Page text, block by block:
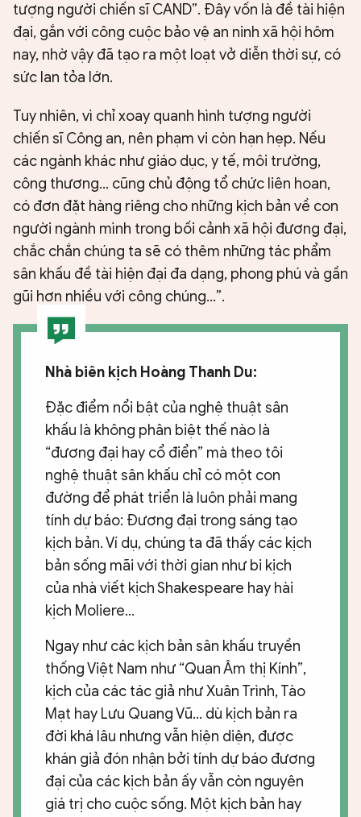
tượng người chiến sĩ CAND”. Đây vốn là đề tài hiện
đại, gắn với công cuộc bảo vệ an ninh xã hội hôm
nay, nhờ vậy đã tạo ra một loạt vở diễn thời sự, có
sức lan tỏa lớn.
Tuy nhiên, vì chỉ xoay quanh hình tượng người
chiến sĩ Công an, nên phạm vi còn hạn hẹp. Nếu
các ngành khác như giáo dục, y tế, môi trường,
công thương... cũng chủ động tổ chức liên hoan,
có đơn đặt hàng riêng cho những kịch bản về con
người ngành mình trong bối cảnh xã hội đương đại,
chắc chắn chúng ta sẽ có thêm những tác phẩm
sân khấu đề tài hiện đại đa dạng, phong phú và gần
gũi hơn nhiều với công chúng...”.
Nhà biên kịch Hoàng Thanh Du:
Đặc điểm nổi bật của nghệ thuật sân
khấu là không phân biệt thế nào là
“đương đại hay cổ điển” mà theo tôi
nghệ thuật sân khấu chỉ có một con
đường để phát triển là luôn phải mang
tính dự báo: Đương đại trong sáng tạo
kịch bản. Ví dụ, chúng ta đã thấy các kịch
bản sống mãi với thời gian như bi kịch
của nhà viết kịch Shakespeare hay hài
kịch Moliere...
Ngay như các kịch bản sân khấu truyền
thống Việt Nam như “Quan Âm thị Kính”,
kịch của các tác giả như Xuân Trình, Tào
Mạt hay Lưu Quang Vũ... dù kịch bản ra
đời khá lâu nhưng vẫn hiện diện, được
khán giả đón nhận bởi tính dự báo đương
đại của các kịch bản ấy vẫn còn nguyên
giá trị cho cuộc sống. Một kịch bản hay